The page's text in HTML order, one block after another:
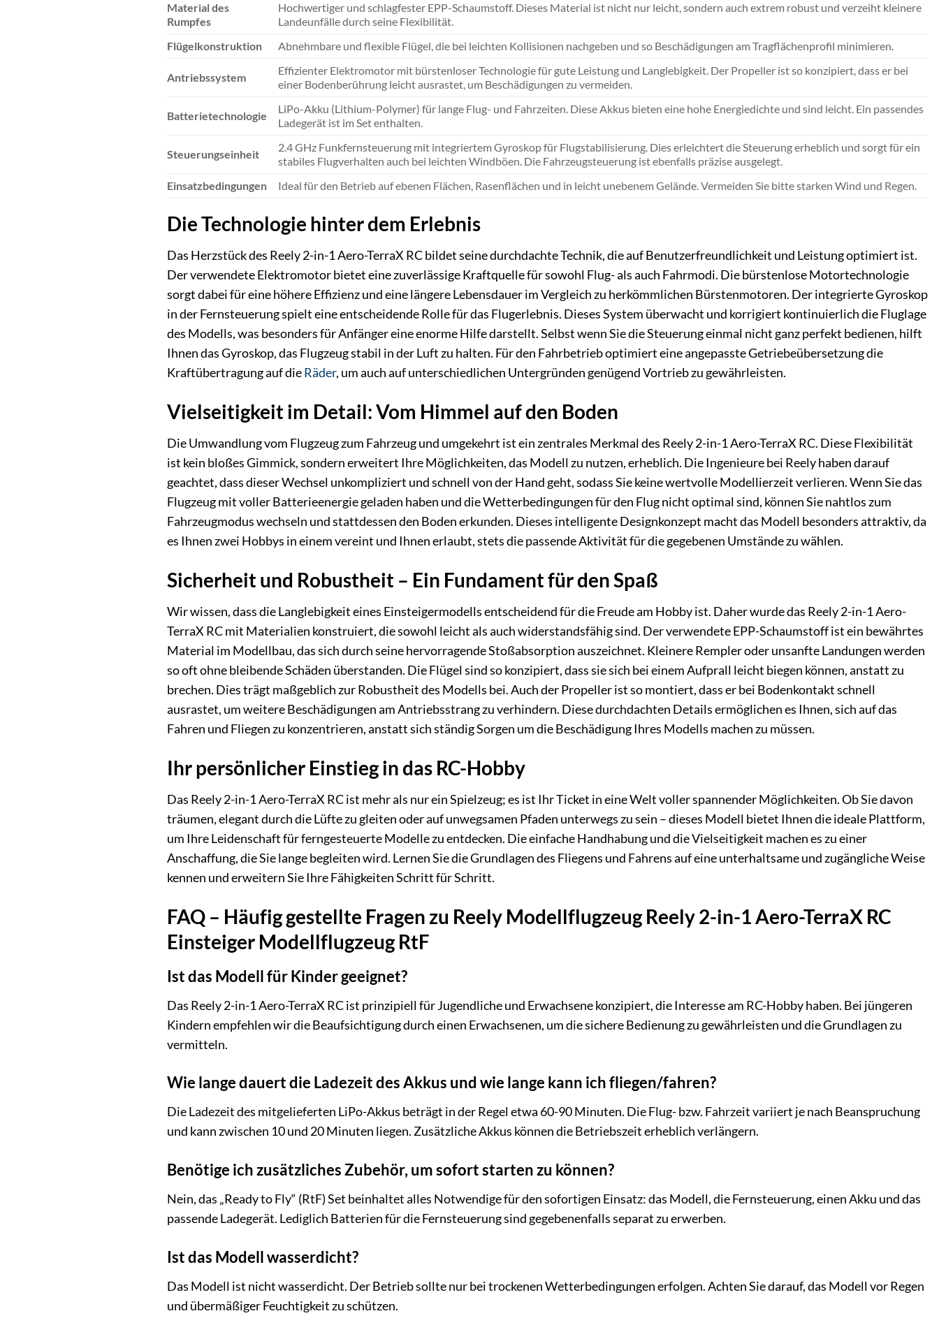
Material des
Rumpfes
Hochwertiger und schlagfester EPP-Schaumstoff. Dieses Material ist nicht nur leicht, sondern auch extrem robust und verzeiht kleinere
Landeunfälle durch seine Flexibilität.
Flügelkonstruktion
Abnehmbare und flexible Flügel, die bei leichten Kollisionen nachgeben und so Beschädigungen am Tragflächenprofil minimieren.
Antriebssystem
Effizienter Elektromotor mit bürstenloser Technologie für gute Leistung und Langlebigkeit. Der Propeller ist so konzipiert, dass er bei
einer Bodenberührung leicht ausrastet, um Beschädigungen zu vermeiden.
Batterietechnologie
LiPo-Akku (Lithium-Polymer) für lange Flug- und Fahrzeiten. Diese Akkus bieten eine hohe Energiedichte und sind leicht. Ein passendes
Ladegerät ist im Set enthalten.
Steuerungseinheit
2.4 GHz Funkfernsteuerung mit integriertem Gyroskop für Flugstabilisierung. Dies erleichtert die Steuerung erheblich und sorgt für ein
stabiles Flugverhalten auch bei leichten Windböen. Die Fahrzeugsteuerung ist ebenfalls präzise ausgelegt.
Einsatzbedingungen
Ideal für den Betrieb auf ebenen Flächen, Rasenflächen und in leicht unebenem Gelände. Vermeiden Sie bitte starken Wind und Regen.
Die Technologie hinter dem Erlebnis
Das Herzstück des Reely 2-in-1 Aero-TerraX RC bildet seine durchdachte Technik, die auf Benutzerfreundlichkeit und Leistung optimiert ist.
Der verwendete Elektromotor bietet eine zuverlässige Kraftquelle für sowohl Flug- als auch Fahrmodi. Die bürstenlose Motortechnologie
sorgt dabei für eine höhere Effizienz und eine längere Lebensdauer im Vergleich zu herkömmlichen Bürstenmotoren. Der integrierte Gyroskop
in der Fernsteuerung spielt eine entscheidende Rolle für das Flugerlebnis. Dieses System überwacht und korrigiert kontinuierlich die Fluglage
des Modells, was besonders für Anfänger eine enorme Hilfe darstellt. Selbst wenn Sie die Steuerung einmal nicht ganz perfekt bedienen, hilft
Ihnen das Gyroskop, das Flugzeug stabil in der Luft zu halten. Für den Fahrbetrieb optimiert eine angepasste Getriebeübersetzung die
Kraftübertragung auf dieRäder, um auch auf unterschiedlichen Untergründen genügend Vortrieb zu gewährleisten.
Vielseitigkeit im Detail: Vom Himmel auf den Boden
Die Umwandlung vom Flugzeug zum Fahrzeug und umgekehrt ist ein zentrales Merkmal des Reely 2-in-1 Aero-TerraX RC. Diese Flexibilität
ist kein bloßes Gimmick, sondern erweitert Ihre Möglichkeiten, das Modell zu nutzen, erheblich. Die Ingenieure bei Reely haben darauf
geachtet, dass dieser Wechsel unkompliziert und schnell von der Hand geht, sodass Sie keine wertvolle Modellierzeit verlieren. Wenn Sie das
Flugzeug mit voller Batterieenergie geladen haben und die Wetterbedingungen für den Flug nicht optimal sind, können Sie nahtlos zum
Fahrzeugmodus wechseln und stattdessen den Boden erkunden. Dieses intelligente Designkonzept macht das Modell besonders attraktiv, da
es Ihnen zwei Hobbys in einem vereint und Ihnen erlaubt, stets die passende Aktivität für die gegebenen Umstände zu wählen.
Sicherheit und Robustheit – Ein Fundament für den Spaß
Wir wissen, dass die Langlebigkeit eines Einsteigermodells entscheidend für die Freude am Hobby ist. Daher wurde das Reely 2-in-1 Aero-
TerraX RC mit Materialien konstruiert, die sowohl leicht als auch widerstandsfähig sind. Der verwendete EPP-Schaumstoff ist ein bewährtes
Material im Modellbau, das sich durch seine hervorragende Stoßabsorption auszeichnet. Kleinere Rempler oder unsanfte Landungen werden
so oft ohne bleibende Schäden überstanden. Die Flügel sind so konzipiert, dass sie sich bei einem Aufprall leicht biegen können, anstatt zu
brechen. Dies trägt maßgeblich zur Robustheit des Modells bei. Auch der Propeller ist so montiert, dass er bei Bodenkontakt schnell
ausrastet, um weitere Beschädigungen am Antriebsstrang zu verhindern. Diese durchdachten Details ermöglichen es Ihnen, sich auf das
Fahren und Fliegen zu konzentrieren, anstatt sich ständig Sorgen um die Beschädigung Ihres Modells machen zu müssen.
Ihr persönlicher Einstieg in das RC-Hobby
Das Reely 2-in-1 Aero-TerraX RC ist mehr als nur ein Spielzeug; es ist Ihr Ticket in eine Welt voller spannender Möglichkeiten. Ob Sie davon
träumen, elegant durch die Lüfte zu gleiten oder auf unwegsamen Pfaden unterwegs zu sein – dieses Modell bietet Ihnen die ideale Plattform,
um Ihre Leidenschaft für ferngesteuerte Modelle zu entdecken. Die einfache Handhabung und die Vielseitigkeit machen es zu einer
Anschaffung, die Sie lange begleiten wird. Lernen Sie die Grundlagen des Fliegens und Fahrens auf eine unterhaltsame und zugängliche Weise
kennen und erweitern Sie Ihre Fähigkeiten Schritt für Schritt.
FAQ – Häufig gestellte Fragen zu Reely Modellflugzeug Reely 2-in-1 Aero-TerraX RC
Einsteiger Modellflugzeug RtF
Ist das Modell für Kinder geeignet?
Das Reely 2-in-1 Aero-TerraX RC ist prinzipiell für Jugendliche und Erwachsene konzipiert, die Interesse am RC-Hobby haben. Bei jüngeren
Kindern empfehlen wir die Beaufsichtigung durch einen Erwachsenen, um die sichere Bedienung zu gewährleisten und die Grundlagen zu
vermitteln.
Wie lange dauert die Ladezeit des Akkus und wie lange kann ich fliegen/fahren?
Die Ladezeit des mitgelieferten LiPo-Akkus beträgt in der Regel etwa 60-90 Minuten. Die Flug- bzw. Fahrzeit variiert je nach Beanspruchung
und kann zwischen 10 und 20 Minuten liegen. Zusätzliche Akkus können die Betriebszeit erheblich verlängern.
Benötige ich zusätzliches Zubehör, um sofort starten zu können?
Nein, das „Ready to Fly“ (RtF) Set beinhaltet alles Notwendige für den sofortigen Einsatz: das Modell, die Fernsteuerung, einen Akku und das
passende Ladegerät. Lediglich Batterien für die Fernsteuerung sind gegebenenfalls separat zu erwerben.
Ist das Modell wasserdicht?
Das Modell ist nicht wasserdicht. Der Betrieb sollte nur bei trockenen Wetterbedingungen erfolgen. Achten Sie darauf, das Modell vor Regen
und übermäßiger Feuchtigkeit zu schützen.